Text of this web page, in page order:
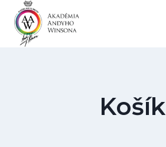
content
Košík